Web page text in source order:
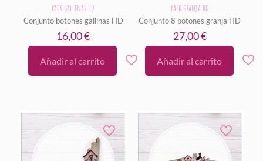
Pack gallinas HD
Conjunto botones gallinas HD
16,00€
Añadir al carrito
Pack granja HD
Conjunto 8 botones granja HD
27,00€
Añadir al carrito